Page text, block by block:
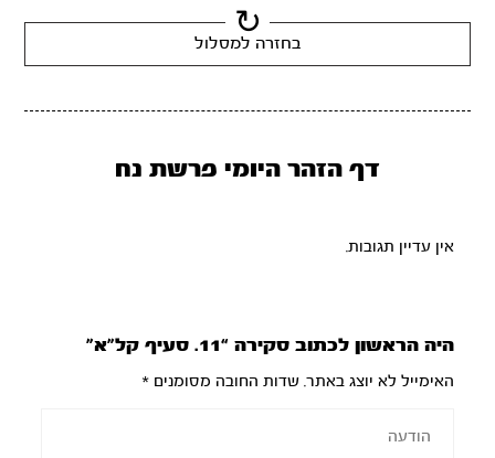
בחזרה למסלול
דף הזהר היומי פרשת נח
אין עדיין תגובות.
היה הראשון לכתוב סקירה “11. סעיף קל”א”
האימייל לא יוצג באתר. שדות החובה מסומנים*